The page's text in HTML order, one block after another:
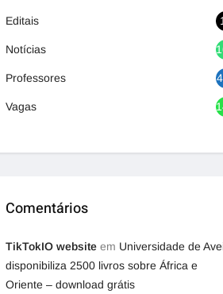
Editais
Notícias
Professores
Vagas
Comentários
TikTokIO website em Universidade de
disponibiliza 2500 livros sobre África e
Oriente – download grátis